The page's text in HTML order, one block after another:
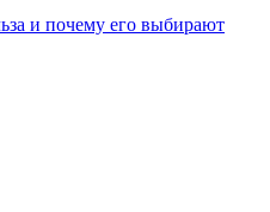
и почему его выбирают